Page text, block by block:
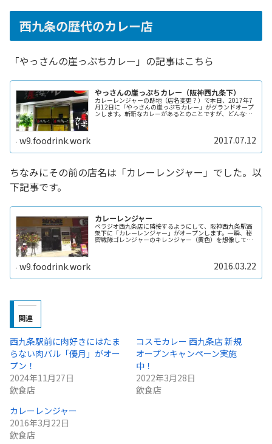
西九条の歴代のカレー店
「やっさんの崖っぷちカレー」の記事はこちら
やっさんの崖っぷちカレー（阪神西九条下）
カレーレンジャーの跡地（店名変更？）で本日、2017年7
月12日に「やっさんの崖っぷちカレー」がグランドオープ
ンします。斬新なカレーがあるとのことですが、どんなカ
w9.foodrink.work 2017.07.12
ちなみにその前の店名は「カレーレンジャー」でした。以
下記事です。
カレーレンジャー
ベラジオ西九条店に隣接するようにして、阪神西九条駅高
架下に「カレーレンジャー」がオープンします。一瞬、秘
密戦隊ゴレンジャーのキレンジャー（黄色）を想像してし
w9.foodrink.work 2016.03.22
関連
西九条駅前に肉好きにはたま
らない肉バル「優月」がオー
プン！
2024年11月27日
飲食店
コスモカレー 西九条店 新規
オープンキャンペーン実施
中！
2022年3月28日
飲食店
カレーレンジャー
2016年3月22日
飲食店